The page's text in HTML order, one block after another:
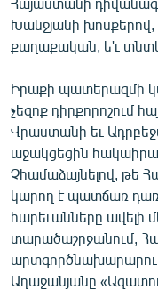
Խանջյանի խոսքերով,
քաղաքական, ե'ւ
Իրաքի պատերազմի
չեզոք դիրքորոշում
Վրաստանի եւ
աջակցեցին
Չհամաձայնելով, թե
կարող է պատճառ
հարեւանները ավելի
տարածաշրջանում,
Աղաջանյանը